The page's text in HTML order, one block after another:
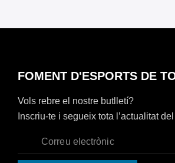
FOMENT D'ESPORTS DE
Vols rebre el nostre butlletí?
Inscriu-te i segueix tota l’actualitat